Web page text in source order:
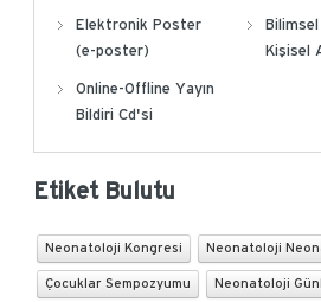
Elektronik Poster
(e-poster)
Kişisel
Online-Offline Yayın
Bildiri Cd'si
Etiket Bulutu
Neonatoloji Kongresi Neonatoloji
Çocuklar Sempozyumu Neonatoloji